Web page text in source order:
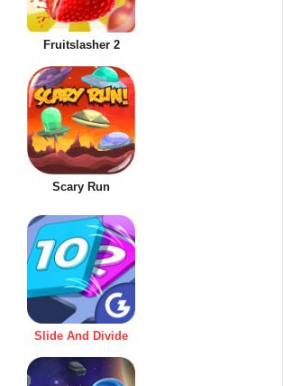
Fruitslasher 2
Scary Run
Slide And Divide